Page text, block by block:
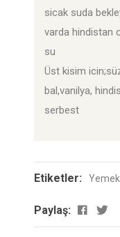
sicak suda
varda hindistan
su
Üst kisim
bal,vanilya,
serbest
Etiketler: Yemek
Paylaş: